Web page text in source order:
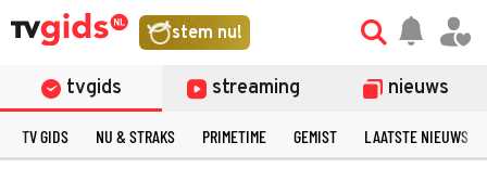
stem nu!
tvgids streaming nieuws
TV GIDS NU & STRAKS PRIMETIME GEMIST LAATSTE NIEUWS